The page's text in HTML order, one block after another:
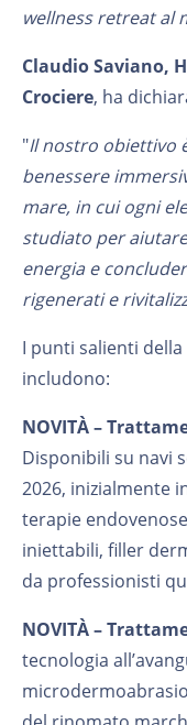
wellness retreat al
Claudio Saviano,
Crociere, ha
"Il nostro obiettivo
benessere
mare, in cui ogni
studiato per
energia e
rigenerati e
I punti salienti della
includono:
NOVITÀ –
Disponibili su navi
2026, inizialmente
terapie
iniettabili, filler
da professionisti
NOVITÀ –
tecnologia